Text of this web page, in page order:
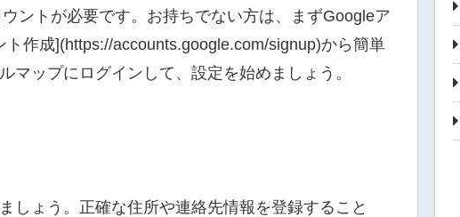
ントが必要です。お持ちでない方は、まずGoogleア
作成](https://accounts.google.com/signup)から簡単
マップにログインして、設定を始めましょう。
しょう。正確な住所や連絡先情報を登録すること